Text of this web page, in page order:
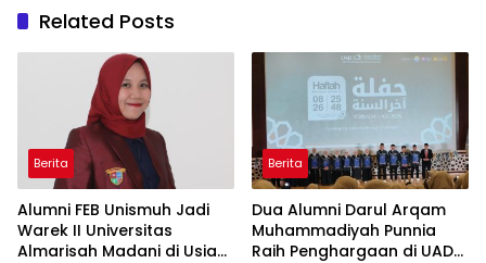
Related Posts
Berita
Alumni FEB Unismuh Jadi
Warek II Universitas
Almarisah Madani di Usia
Berita
Dua Alumni Darul Arqam
Muhammadiyah Punnia
Raih Penghargaan di UAD